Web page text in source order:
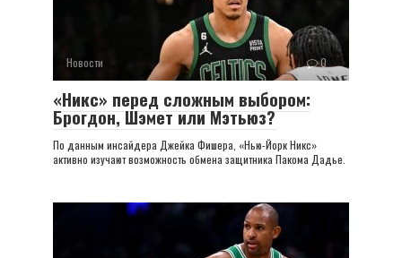
Новости 0
«Никс» перед сложным выбором:
Брогдон, Шэмет или Мэтьюз?
По данным инсайдера Джейка Фишера, «Нью-Йорк Никс»
активно изучают возможность обмена защитника Пакома Дадье.